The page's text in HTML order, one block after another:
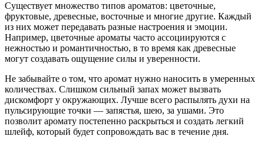
Существует множество типов ароматов: цветочные,
фруктовые, древесные, восточные и многие другие. Каждый
из них может передавать разные настроения и эмоции.
Например, цветочные ароматы часто ассоциируются с
нежностью и романтичностью, в то время как древесные
могут создавать ощущение силы и уверенности.
Не забывайте о том, что аромат нужно наносить в умеренных
количествах. Слишком сильный запах может вызвать
дискомфорт у окружающих. Лучше всего распылять духи на
пульсирующие точки — запястья, шею, за ушами. Это
позволит аромату постепенно раскрыться и создать легкий
шлейф, который будет сопровождать вас в течение дня.